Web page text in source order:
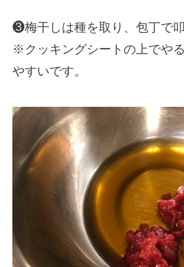
❸梅干しは種を取り、包丁で叩
※クッキングシートの上でや
やすいです。